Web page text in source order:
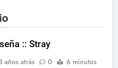
:: Stray
años atrás 0 6 minutos